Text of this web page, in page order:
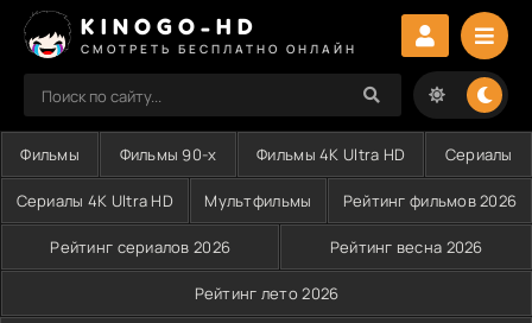
KINOGO-HD
СМОТРЕТЬ БЕСПЛАТНО ОНЛАЙН
Фильмы Фильмы 90-х Фильмы 4K Ultra HD Сериалы
Сериалы 4K Ultra HD Мультфильмы Рейтинг фильмов 2026
Рейтинг сериалов 2026 Рейтинг весна 2026
Рейтинг лето 2026